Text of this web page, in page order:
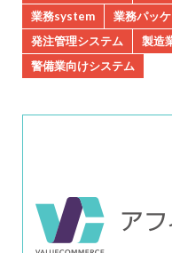
業務system
業務パッ
発注管理システム
製造
警備業向けシステム